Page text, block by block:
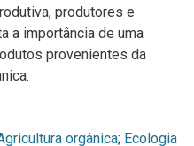
produtores e
a importância de uma
provenientes da
orgânica; Ecologia